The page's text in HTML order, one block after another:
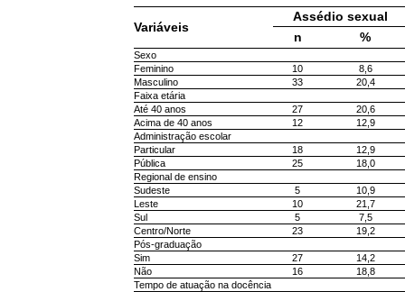
Variáveis
Assédio sexual
n
%
Sexo
Feminino
10
8,6
Masculino
33
20,4
Faixa etária
Até 40 anos
27
20,6
Acima de 40 anos
12
12,9
Administração escolar
Particular
18
12,9
Pública
25
18,0
Regional de ensino
Sudeste
5
10,9
Leste
10
21,7
Sul
5
7,5
Centro/Norte
23
19,2
Pós-graduação
Sim
27
14,2
Não
16
18,8
Tempo de atuação na docência